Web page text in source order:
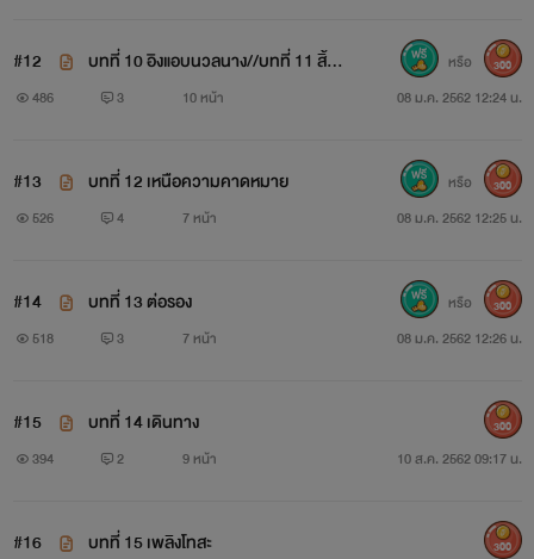
#12
​บทที่ 10 อิงแอบนวลนาง//บทที่ 11 สิ้นบุ
ปเพ
486 3 10 หน้า 08 ม.ค. 2562 12:24 น.
หรือ 300
#13 บทที่ 12 เหนือความคาดหมาย
526 4 7 หน้า 08 ม.ค. 2562 12:25 น.
หรือ 300
#14 บทที่ 13 ต่อรอง
518 3 7 หน้า 08 ม.ค. 2562 12:26 น.
หรือ 300
#15 บทที่ 14 เดินทาง
394 2 9 หน้า 10 ส.ค. 2562 09:17 น.
300
#16 บทที่ 15 เพลิงโทสะ 300